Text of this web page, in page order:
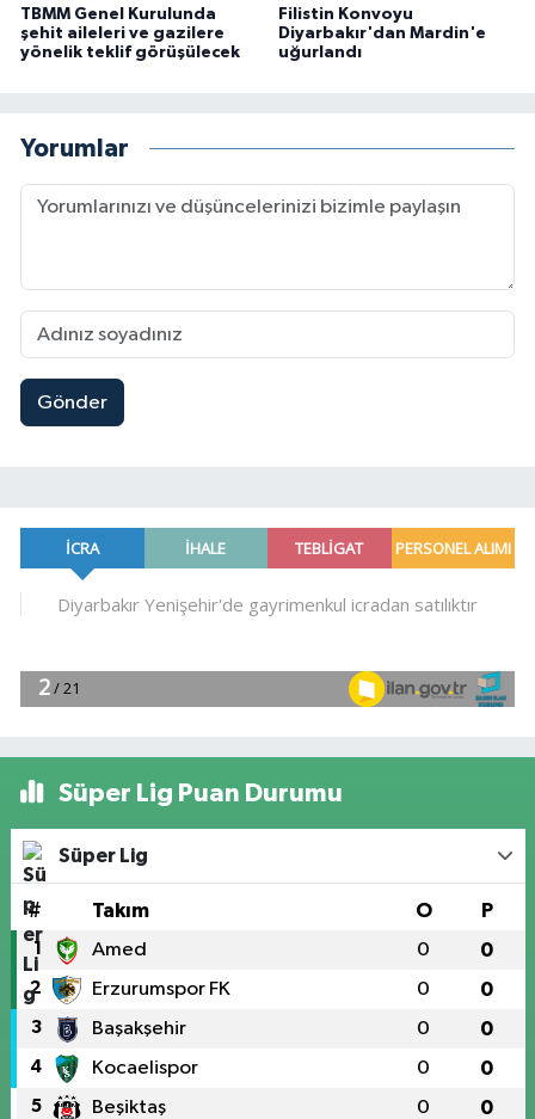
TBMM Genel Kurulunda
şehit aileleri ve gazilere
yönelik teklif görüşülecek
Filistin Konvoyu
Diyarbakır'dan Mardin'e
uğurlandı
Yorumlar
Gönder
Süper Lig Puan Durumu
Süper Lig
# Takım O P
1 Amed 0 0
2 Erzurumspor FK 0 0
3 Başakşehir 0 0
4 Kocaelispor 0 0
5 Beşiktaş 0 0